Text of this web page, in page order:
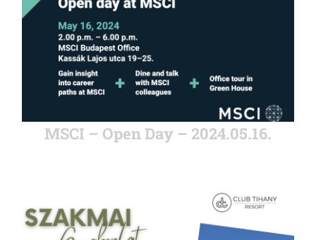
MSCI – Open Day – 2024.05.16.